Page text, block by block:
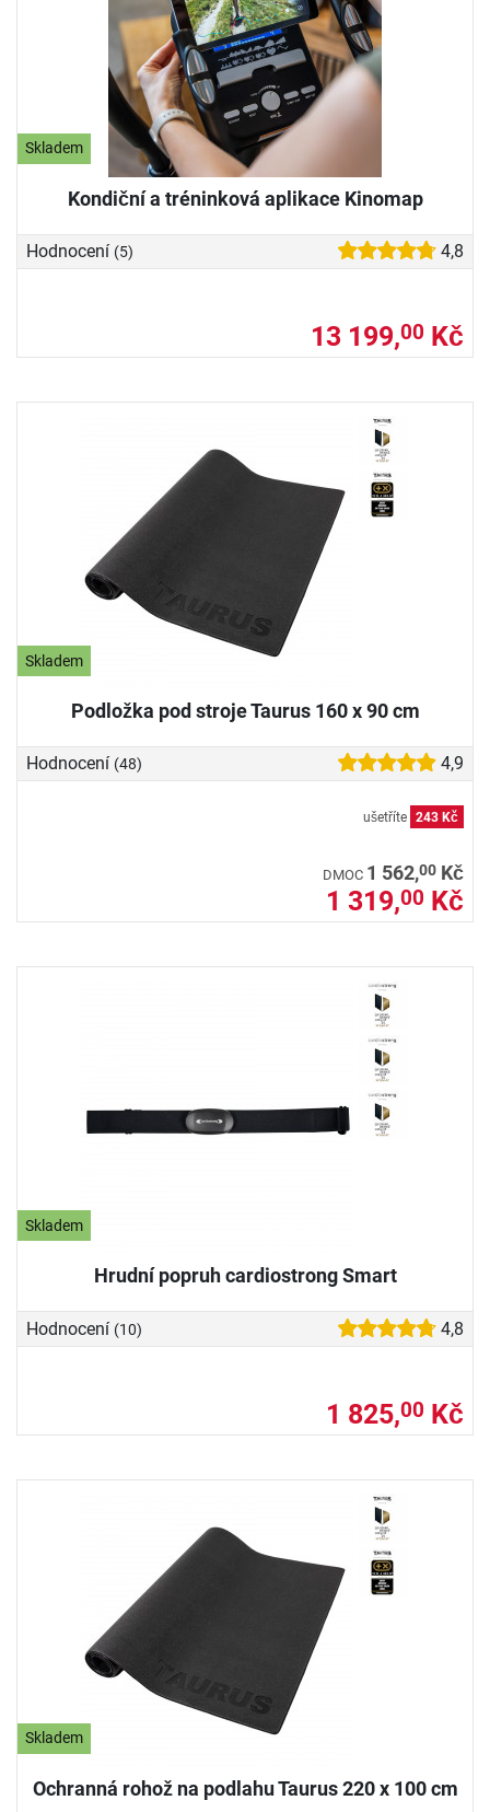
Skladem
Kondiční a tréninková aplikace Kinomap
Hodnocení (5) 4,8
13 199,00 Kč
Skladem
Podložka pod stroje Taurus 160 x 90 cm
Hodnocení (48) 4,9
ušetříte 243 Kč
DMOC 1 562,00 Kč
1 319,00 Kč
Skladem
Hrudní popruh cardiostrong Smart
Hodnocení (10) 4,8
1 825,00 Kč
Skladem
Ochranná rohož na podlahu Taurus 220 x 100 cm